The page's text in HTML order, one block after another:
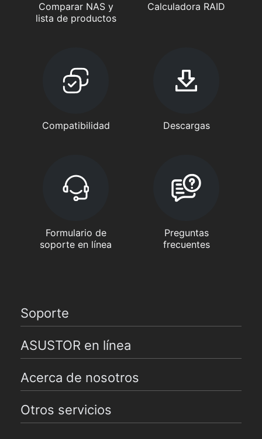
Comparar NAS y
lista de productos
Calculadora RAID
Compatibilidad Descargas
Formulario de
soporte en línea
Preguntas
frecuentes
Soporte
ASUSTOR en línea
Acerca de nosotros
Otros servicios